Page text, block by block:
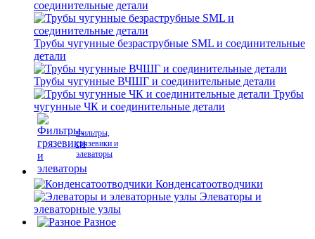
соединительные детали
Трубы чугунные безраструбные SML и соединительные
детали
Трубы чугунные ВЧШГ и соединительные детали
Трубы
чугунные ЧК и соединительные детали
Фильтры,
грязевики и
элеваторы
Конденсатоотводчики
Элеваторы и
элеваторные узлы
Разное